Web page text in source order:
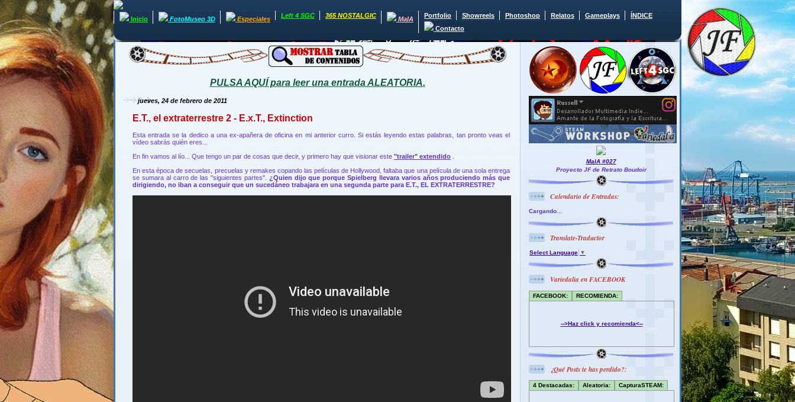
Inicio FotoMuseo 3D Especiales Left 4 SGC 365 NOSTALGIC MaIA Portfolio Showreels Photoshop Relatos Gameplays
ÍNDICE
Contacto
PULSA AQUÍ para leer una entrada ALEATORIA.
jueves, 24 de febrero de 2011
E.T., el extraterrestre 2 - E.x.T., Extinction
Esta entrada se la dedico a una ex-apañera de oficina en mi anterior curro. Si estás leyendo estas palabras, tan pronto veas el
vídeo sabrás quién eres...
En fin vamos al lío... Que tengo un par de cosas que decir, y primero hay que visionar este "trailer" extendido .
En esta época de secuelas, precuelas y remakes copando las películas de Hollywood, faltaba que una película de una sola entrega
se sumara al carro de las "siguientes partes". ¿Quien dijo que porque Spielberg llevara varios años produciendo más que
dirigiendo, no iban a conseguir que un sucedáneo trabajara en una segunda parte para E.T., EL EXTRATERRESTRE?
MaIA #027
Proyecto JF de Retrato Boudoir
Calendario de Entradas:
Cargando...
Translate-Traductor
Select Language ▼
Variedalia en FACEBOOK
FACEBOOK: RECOMIENDA:
-->Haz click y recomienda<--
¿Qué Posts te has perdido?:
4 Destacadas: Aleatoria: CapturaSTEAM: